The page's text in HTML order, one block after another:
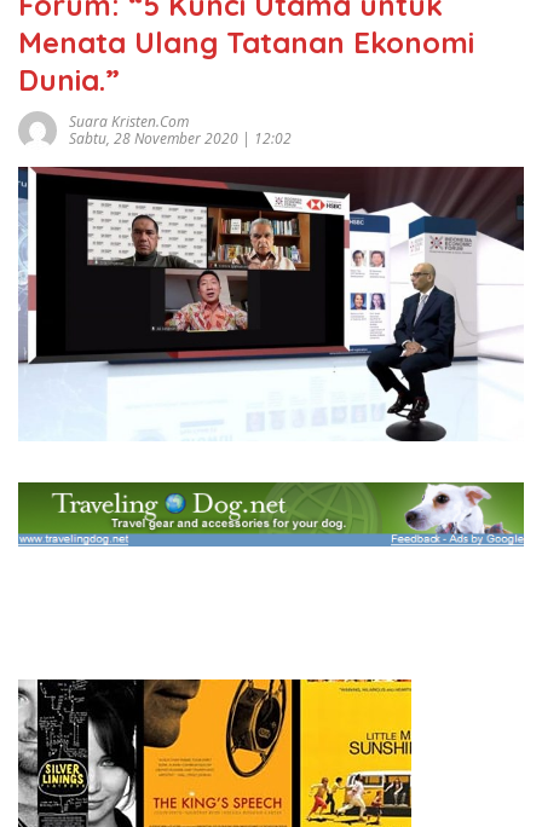
Menata Ulang Tatanan Ekonomi
Dunia.”
Suara Kristen.com
Sabtu, 28 November 2020 | 12:02